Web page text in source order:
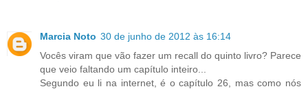
Marcia Noto 30 de junho de 2012 às 16:14
Vocês viram que vão fazer um recall do quinto livro? Parece
que veio faltando um capítulo inteiro...
Segundo eu li na internet, é o capítulo 26, mas como nós